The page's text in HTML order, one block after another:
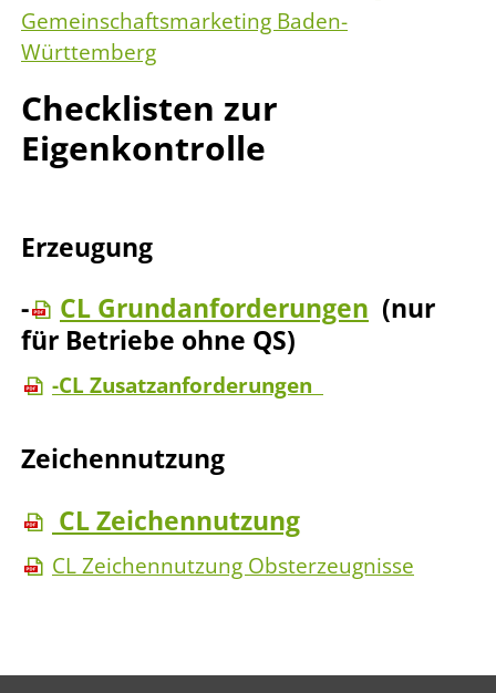
Gemeinschaftsmarketing Baden-
Württemberg
Checklisten zur
Eigenkontrolle
Erzeugung
-
CL Grundanforderungen (nur
für Betriebe ohne QS)
-CL Zusatzanforderungen
Zeichennutzung
CL Zeichennutzung
CL Zeichennutzung Obsterzeugnisse